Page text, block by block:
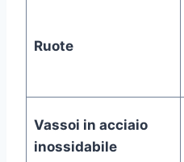
Ruote
Vassoi in acciaio
inossidabile